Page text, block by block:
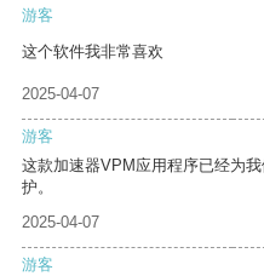
游客
这个软件我非常喜欢
2025-04-07
游客
这款加速器VPM应用程序已经为
护。
2025-04-07
游客